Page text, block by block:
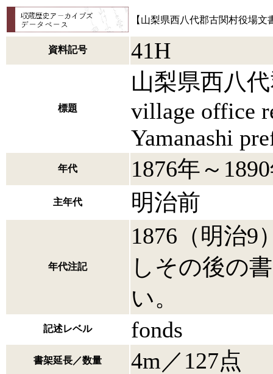
【山梨県西八代郡古関村役場文
資料記号 41H
標題
山梨県西八
village office
Yamanashi
年代 1876年～
主年代 明治前
年代注記
1876（明治9
しその後の
い。
記述レベル fonds
書架延長／数量 4m／127点